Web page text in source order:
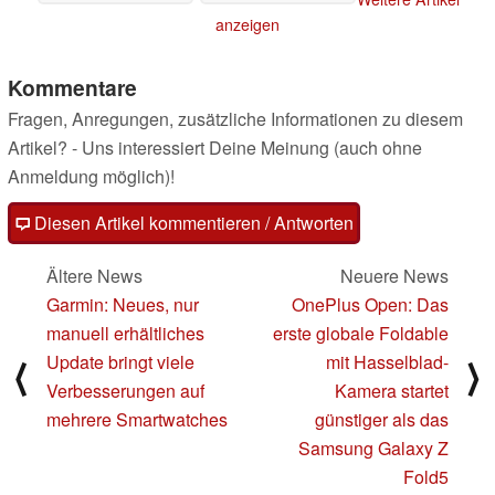
anzeigen
Kommentare
Fragen, Anregungen, zusätzliche Informationen zu diesem
Artikel? - Uns interessiert Deine Meinung (auch ohne
Anmeldung möglich)!
Diesen Artikel kommentieren / Antworten
⟨
Ältere News
Garmin: Neues, nur
manuell erhältliches
Update bringt viele
Verbesserungen auf
mehrere Smartwatches
Neuere News
OnePlus Open: Das
erste globale Foldable
mit Hasselblad-
Kamera startet
günstiger als das
Samsung Galaxy Z
Fold5
⟩